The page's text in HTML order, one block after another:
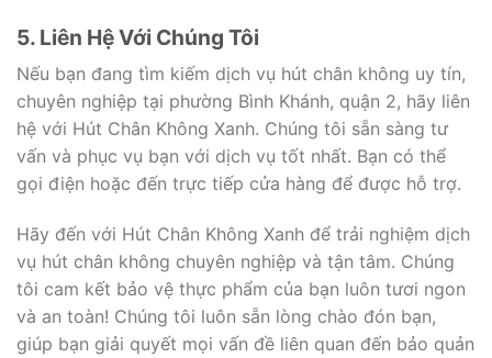
5. Liên Hệ Với Chúng Tôi
Nếu bạn đang tìm kiếm dịch vụ hút chân không uy tín,
chuyên nghiệp tại phường Bình Khánh, quận 2, hãy liên
hệ với Hút Chân Không Xanh. Chúng tôi sẵn sàng tư
vấn và phục vụ bạn với dịch vụ tốt nhất. Bạn có thể
gọi điện hoặc đến trực tiếp cửa hàng để được hỗ trợ.
Hãy đến với Hút Chân Không Xanh để trải nghiệm dịch
vụ hút chân không chuyên nghiệp và tận tâm. Chúng
tôi cam kết bảo vệ thực phẩm của bạn luôn tươi ngon
và an toàn! Chúng tôi luôn sẵn lòng chào đón bạn,
giúp bạn giải quyết mọi vấn đề liên quan đến bảo quản